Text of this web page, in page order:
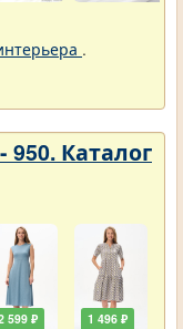
.
Каталог
599 ₽ 1 496 ₽